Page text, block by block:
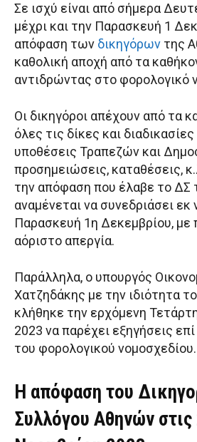
Σε ισχύ είναι από σήμερα
μέχρι και την Παρασκευή 1
απόφαση των δικηγόρων της
καθολική αποχή από τα
αντιδρώντας στο φορολογικό
Οι δικηγόροι απέχουν από τα
όλες τις δίκες και
υποθέσεις Τραπεζών και
προσημειώσεις, καταθέσεις,
την απόφαση που έλαβε το ΔΣ
αναμένεται να συνεδριάσει
Παρασκευή 1η Δεκεμβρίου, με
αόριστο απεργία.
Παράλληλα, ο υπουργός
Χατζηδάκης με την ιδιότητα
κλήθηκε την ερχόμενη
2023 να παρέχει εξηγήσεις
του φορολογικού νομοσχεδίου.
Η απόφαση του
Συλλόγου Αθηνών στις